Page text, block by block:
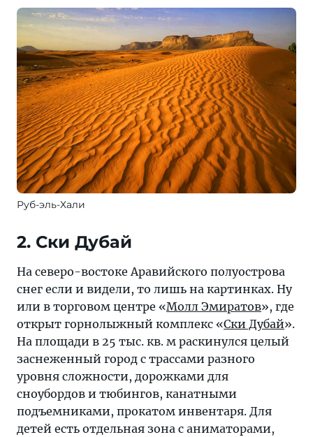
Руб-эль-Хали
2. Ски Дубай
На северо-востоке Аравийского полуострова
снег если и видели, то лишь на картинках. Ну
или в торговом центре «Молл Эмиратов», где
открыт горнолыжный комплекс «Ски Дубай».
На площади в 25 тыс. кв. м раскинулся целый
заснеженный город с трассами разного
уровня сложности, дорожками для
сноубордов и тюбингов, канатными
подъемниками, прокатом инвентаря. Для
детей есть отдельная зона с аниматорами,